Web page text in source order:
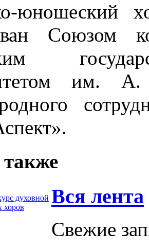
юношеский
Союзом
им.
духовной
хоров
Вся лента
Свежие